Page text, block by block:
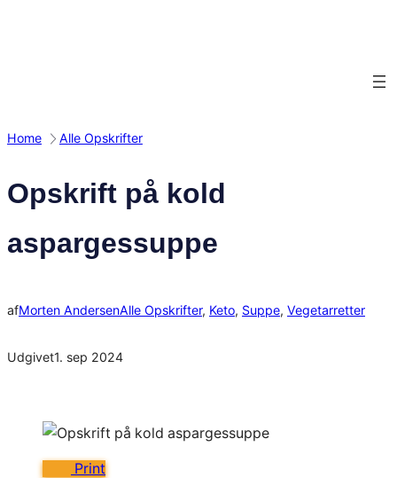
Home Alle Opskrifter
Opskrift på kold
aspargessuppe
afMorten AndersenAlle Opskrifter, Keto, Suppe, Vegetarretter
Udgivet1. sep 2024
Print